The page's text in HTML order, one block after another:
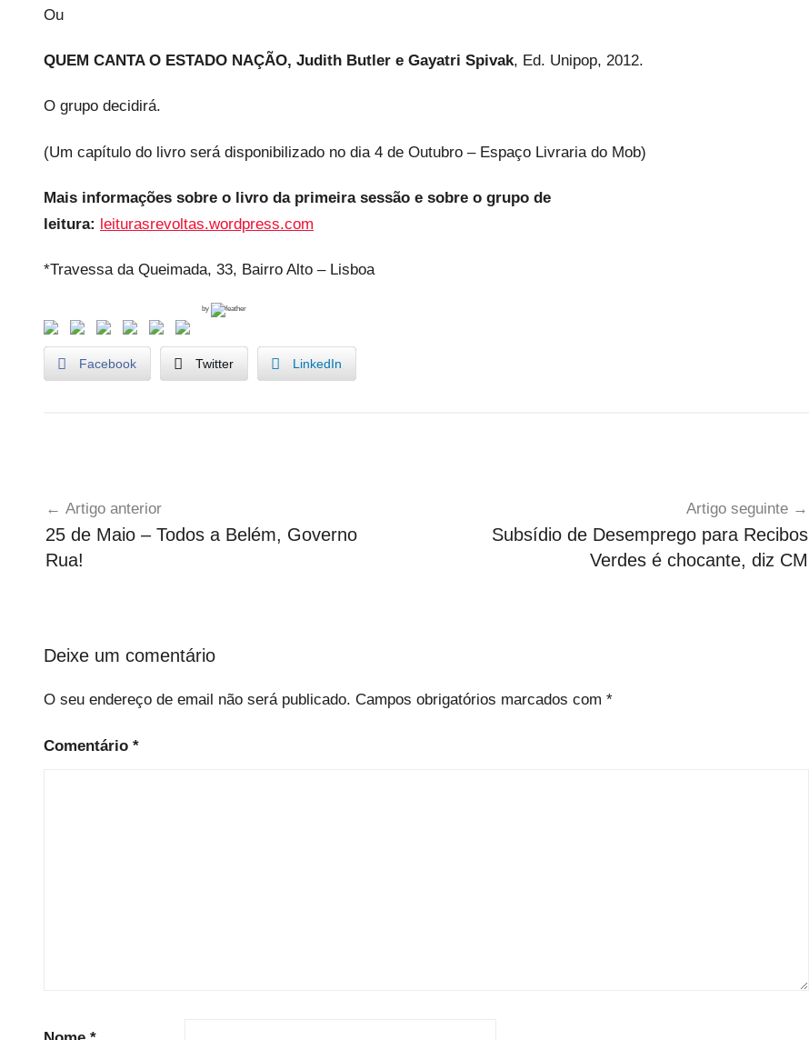
Ou
QUEM CANTA O ESTADO NAÇÃO, Judith Butler e Gayatri Spivak, Ed. Unipop, 2012.
O grupo decidirá.
(Um capítulo do livro será disponibilizado no dia 4 de Outubro – Espaço Livraria do Mob)
Mais informações sobre o livro da primeira sessão e sobre o grupo de
leitura: leiturasrevoltas.wordpress.com
*Travessa da Queimada, 33, Bairro Alto – Lisboa
by
Facebook Twitter LinkedIn
e
n
d
artigos
Artigo anterior
25 de Maio – Todos a Belém, Governo
Rua!
Artigo seguinte
Subsídio de Desemprego para Recibos
Verdes é chocante, diz CM
Deixe um comentário
O seu endereço de email não será publicado. Campos obrigatórios marcados com *
Comentário *